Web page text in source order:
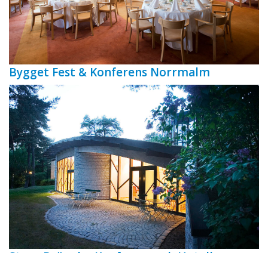
Bygget Fest & Konferens Norrmalm